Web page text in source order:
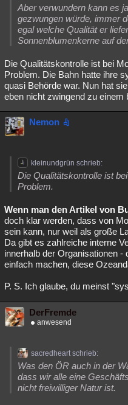
Aber verwundern kann es
gezwungen würde, immer
egal welche Qualität er
Sonnenblumenkerne auf
Die Qualitätskontrolle ist bei
Problem. Die Bahn hatte ihre
quasi Behörde war. Nun hat
eben nicht zwingend zu einem
Nemon
kleinundgrün schrieb:
Die Qualitätskontrolle ist
Problem.
Wenn man den Artikel von
doch klar werden, dass von
sein kann, nur weil als große
Da gibt es zahlreiche interne
innerhalb der Organisationen
einfach machen, diese
P. S. Ich glaube, du meinst
DerFremde
anwesend
sacredheart schrieb:
Was den ÖR auch in der
dass wir alle eine
nicht freiwilliger Natur ist.